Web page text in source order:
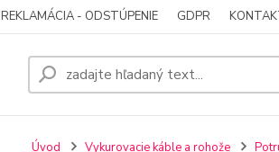
REKLAMÁCIA - ODSTÚPENIE GDPR
Úvod Vykurovacie káble a rohože